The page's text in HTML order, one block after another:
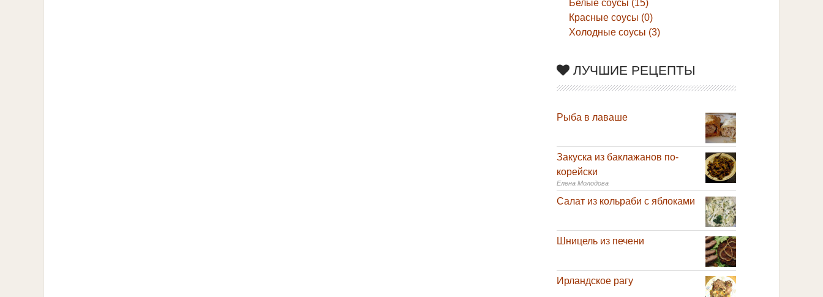
Белые соусы (15)
Красные соусы (0)
Холодные соусы (3)
ЛУЧШИЕ РЕЦЕПТЫ
Рыба в лаваше
Закуска из баклажанов по-
корейски
Елена Молодова
Салат из кольраби с яблоками
Шницель из печени
Ирландское рагу